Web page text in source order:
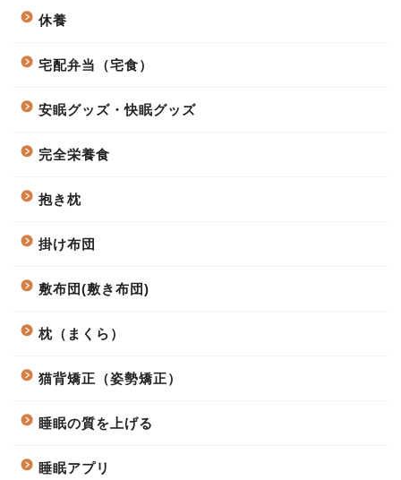
休養
宅配弁当（宅食）
安眠グッズ・快眠グッズ
完全栄養食
抱き枕
掛け布団
敷布団(敷き布団)
枕（まくら）
猫背矯正（姿勢矯正）
睡眠の質を上げる
睡眠アプリ